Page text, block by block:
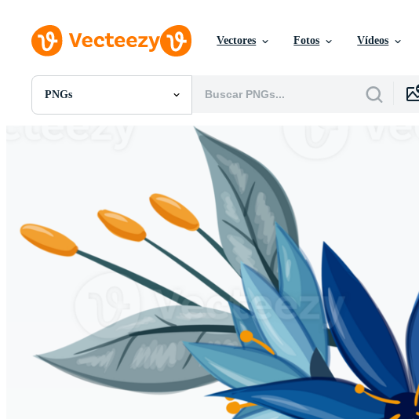
Vectores Fotos Vídeos
PNGs
Todas Imágenes
Vectores
Gráficos en Movimiento
Imágenes Editoriales
Eventos Editoriales